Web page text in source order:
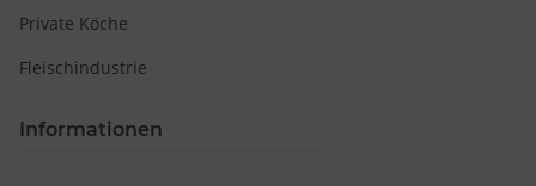
Private Köche
Fleischindustrie
Informationen